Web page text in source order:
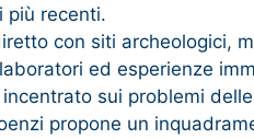
più recenti.
con siti archeologici,
ed esperienze
sui problemi
propone un